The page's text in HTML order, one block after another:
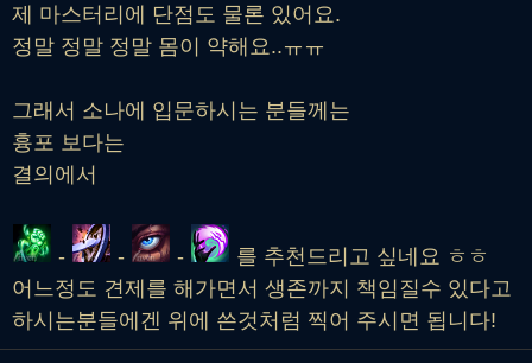
제 마스터리에 단점도 물론 있어요.
정말 정말 정말 몸이 약해요..ㅠㅠ
그래서 소나에 입문하시는 분들께는
흉포 보다는
결의에서
- - -
를 추천드리고 싶네요 ㅎㅎ
어느정도 견제를 해가면서 생존까지 책임질수 있다고
하시는분들에겐 위에 쓴것처럼 찍어 주시면 됩니다!